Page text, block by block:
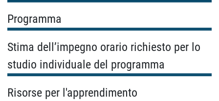
Programma
Stima dell’impegno orario richiesto per lo
studio individuale del programma
Risorse per l'apprendimento